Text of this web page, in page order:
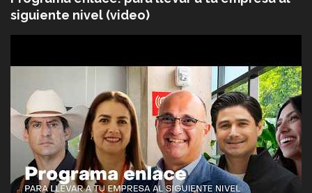
siguiente nivel (video)